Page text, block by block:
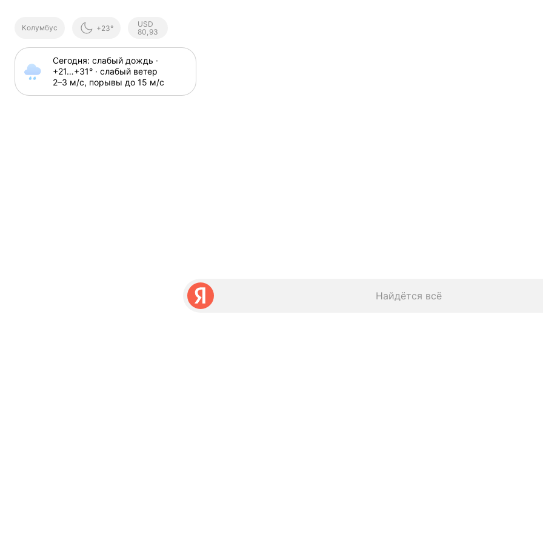
Колумбус +23°
Курсы ЦБ
РФ
USD
80,93
Сегодня: слабый дождь ·
+21⁠…⁠+31⁠° · слабый ветер
2⁠–⁠3 м⁠/⁠с, порывы до 15 м⁠/⁠с